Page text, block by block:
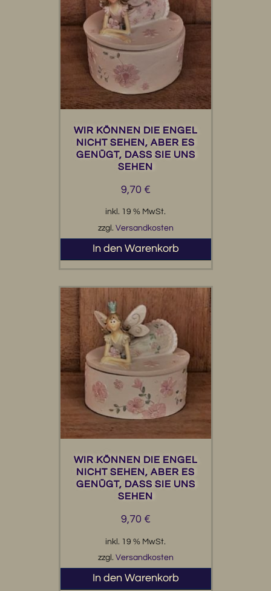
WIR KÖNNEN DIE ENGEL
NICHT SEHEN, ABER ES
GENÜGT, DASS SIE UNS
SEHEN
9,70 €
inkl. 19 % MwSt.
zzgl. Versandkosten
In den Warenkorb
WIR KÖNNEN DIE ENGEL
NICHT SEHEN, ABER ES
GENÜGT, DASS SIE UNS
SEHEN
9,70 €
inkl. 19 % MwSt.
zzgl. Versandkosten
In den Warenkorb